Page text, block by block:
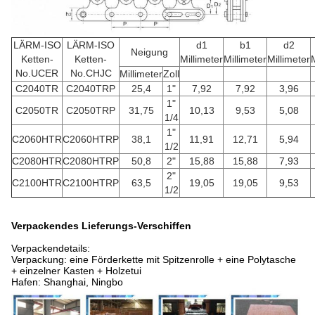
LÄRM-ISO
Ketten-
No.UCER
LÄRM-ISO
Ketten-
No.CHJC
Neigung
d1
Millimeter
b1
Millimeter
d2
Millimeter
MillimeterZoll
C2040TR
C2040TRP 25,4 1" 7,92 7,92
3,96
C2050TR
C2050TRP 31,75
1"
1/4
10,13 9,53 5,08
C2060HTRC2060HTRP 38,1
1"
1/2
11,91 12,71
5,94
C2080HTRC2080HTRP 50,8 2" 15,88 15,88
7,93
C2100HTRC2100HTRP 63,5
2"
1/2
19,05 19,05 9,53
Verpackendes Lieferungs-Verschiffen
Verpackendetails:
Verpackung: eine Förderkette mit Spitzenrolle + eine Polytasche
+ einzelner Kasten + Holzetui
Hafen: Shanghai, Ningbo